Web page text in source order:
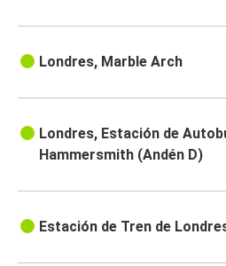
Londres, Marble Arch
Londres, Estación de
Hammersmith (Andén D)
Estación de Tren de